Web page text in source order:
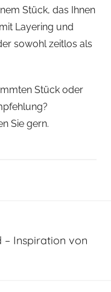
Stück, das Ihnen
Layering und
sowohl zeitlos als
Stück oder
Sie gern.
– Inspiration von